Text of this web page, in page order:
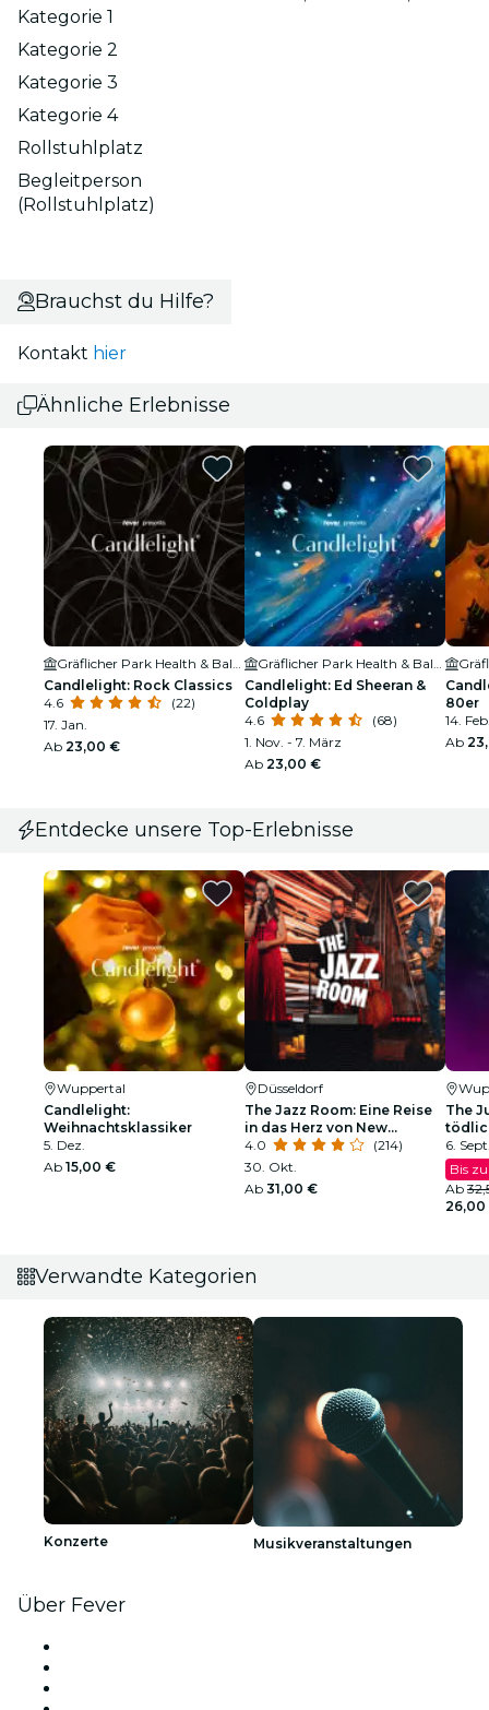
Kategorie 1
Kategorie 2
Kategorie 3
Kategorie 4
Rollstuhlplatz
Begleitperson
(Rollstuhlplatz)
Brauchst du Hilfe?
Kontakt hier
Ähnliche Erlebnisse
Candlelight: Rock Classics
4.6
(22)
17. Jan.
Ab 23,00 €
Candlelight: Ed Sheeran &
Coldplay
4.6
(68)
1. Nov. - 7. März
Ab 23,00 €
80er
14.
Ab
Entdecke unsere Top-Erlebnisse
Wuppertal
Candlelight:
Weihnachtsklassiker
5. Dez.
Ab 15,00 €
Düsseldorf
The Jazz Room: Eine Reise
in das Herz von New
Orleans
4.0
(214)
30. Okt.
Ab 31,00 €
The
6.
Bis
Ab
26,00
Verwandte Kategorien
Konzerte Musikveranstaltungen
Über Fever